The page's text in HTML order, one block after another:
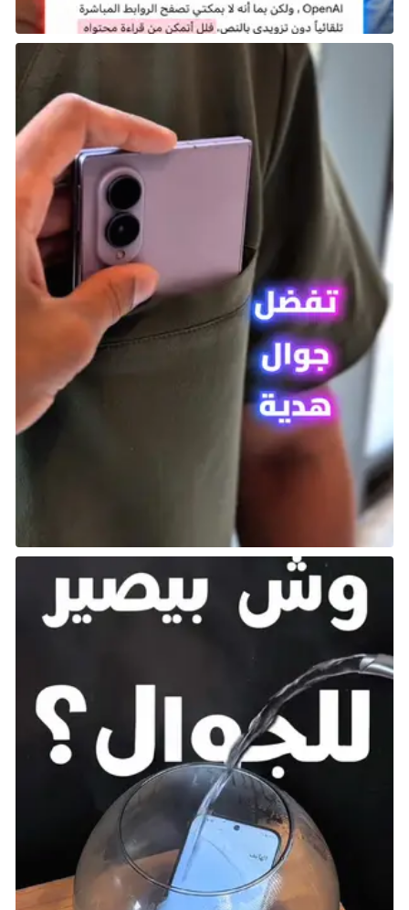
العلاقات العامة يجب أن تكون مثالية حتى يتم بيع المنصة
بالشكل المرجو، وكان خطأ Sony في هذا الصدد هو إعلانها
التقارير الإعلامية قدمت أدلة على فشل الشركة اليابانية في
تحقيق أهدافها، مما أدى إلى تقليص قيمة العلامة
التجارية، وجعل جهاز PS3 يبدو كمنصة منخفضة الجودة.
في يوليو 2008، ذهب الرئيس التنفيذي لشركة SCE، كاز
هيراي، إلى حد الادعاء بأن جهاز PS3 سيبيع 150 مليون وحدة!
وقد ضمنت اتجاهات المبيعات أن ذلك مستحيل، ولكن بدلاً
من الاعتراف بفشلها، تمسكت الشركة بهذا الادعاء، وبحلول
نهاية عمر جهاز PS3، كان قد تم بيع 87 مليون وحدة، أي
حوالي نصف التوقعات، بل أن Xbox 360 كان متفوقًا على
منصة Sony طوال عمر الجيل تقريبًا إلا أن آخر عامين
في نجاح PS3 رغم معاناة المطورين في العمل على
المنصة بسبب التعقيدات التقنية، مما جعل Xbox 360
الجهاز المفضل لمعظم فرق التطوير حول العالم.
PlayStation Home
كان PlayStation Home بمثابة مقدمة لألعاب الواقع
الافتراضي التي بدأت شركة Sony تسويقها في نهاية
المطاف، وكان من المفترض أن يكون مركزًا للاعبين، فكر في
الأمر كنسخة عملية من Facebook، حيث يمكن للأشخاص
في جميع أنحاء العالم الالتقاء و”حضور” أحداث PS سويًا.
كانت شركة Sony متحمسة للغاية، حيث أعلنت عن الخدمة
قبل أن يصبح PS Home جاهزًا، والنتيجة شكاوى المعجبون
من عدم وجود الكثير للقيام به في هذا العالم الافتراضي،